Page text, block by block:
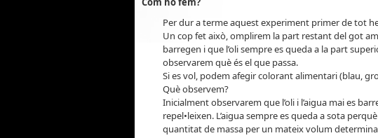
Per dur a terme aquest experiment primer de tot
Un cop fet això, omplirem la part restant del got
barregen i que l’oli sempre es queda a la part
observarem què és el que passa.
Si es vol, podem afegir colorant alimentari (blau,
Què observem?
Inicialment observarem que l’oli i l’aigua mai es
repel•leixen. L’aigua sempre es queda a sota
quantitat de massa per un mateix volum